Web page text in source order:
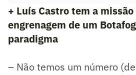
+ Luís Castro tem a
engrenagem de um
paradigma
– Não temos um número